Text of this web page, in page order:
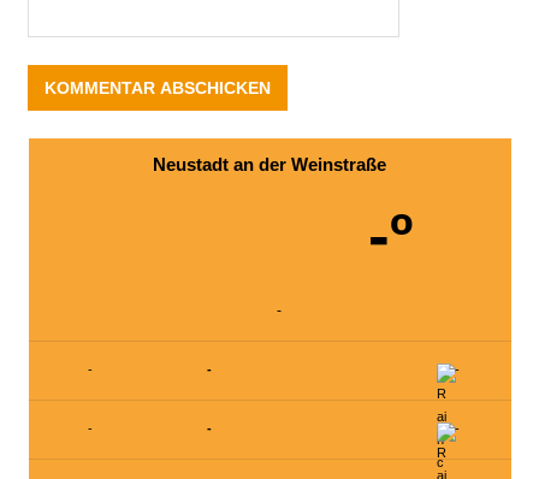
Neustadt an der Weinstraße
-º
-
- - -
- - -